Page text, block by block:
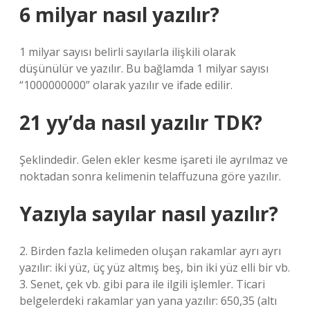
6 milyar nasıl yazılır?
1 milyar sayısı belirli sayılarla ilişkili olarak
düşünülür ve yazılır. Bu bağlamda 1 milyar sayısı
“1000000000” olarak yazılır ve ifade edilir.
21 yy’da nasıl yazılır TDK?
Şeklindedir. Gelen ekler kesme işareti ile ayrılmaz ve
noktadan sonra kelimenin telaffuzuna göre yazılır.
Yazıyla sayılar nasıl yazılır?
2. Birden fazla kelimeden oluşan rakamlar ayrı ayrı
yazılır: iki yüz, üç yüz altmış beş, bin iki yüz elli bir vb.
3. Senet, çek vb. gibi para ile ilgili işlemler. Ticari
belgelerdeki rakamlar yan yana yazılır: 650,35 (altı